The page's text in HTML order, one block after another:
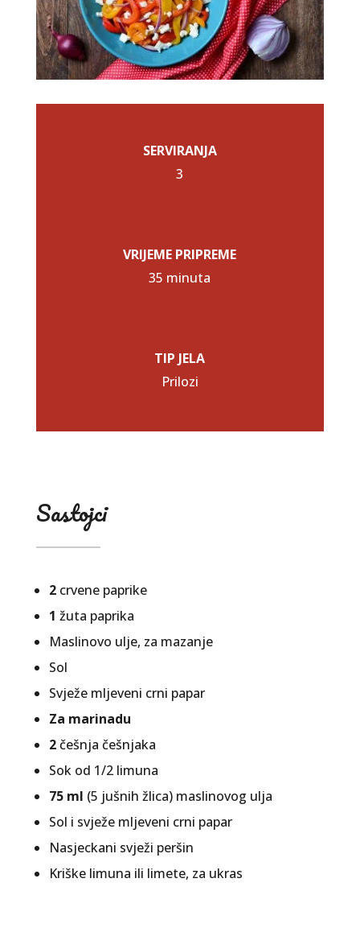
SERVIRANJA
3
VRIJEME PRIPREME
35 minuta
TIP JELA
Prilozi
Sastojci
2 crvene paprike
1 žuta paprika
Maslinovo ulje, za mazanje
Sol
Svježe mljeveni crni papar
Za marinadu
2češnja češnjaka
Sok od 1/2 limuna
75 ml (5 jušnih žlica) maslinovog ulja
Sol i svježe mljeveni crni papar
Nasjeckani svježi peršin
Kriške limuna ili limete, za ukras